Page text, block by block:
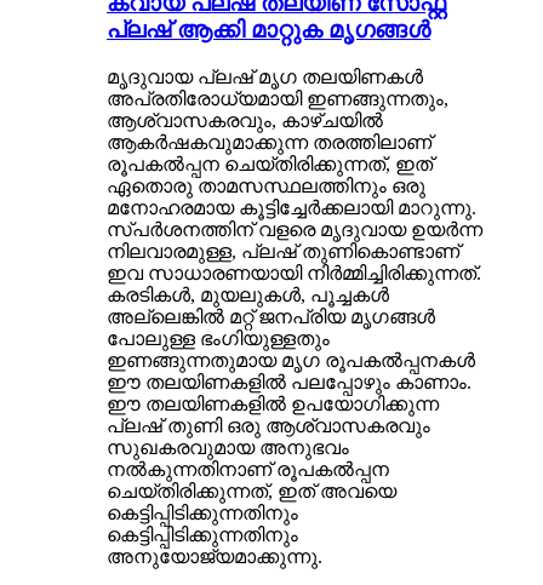
പ്ലഷ് ആക്കി മാറ്റുക മൃഗങ്ങൾ
മൃദുവായ പ്ലഷ് മൃഗ തലയിണകൾ
അപ്രതിരോധ്യമായി ഇണങ്ങുന്നതും,
ആശ്വാസകരവും, കാഴ്ചയിൽ
ആകർഷകവുമാക്കുന്ന തരത്തിലാണ്
രൂപകൽപ്പന ചെയ്തിരിക്കുന്നത്, ഇത്
ഏതൊരു താമസസ്ഥലത്തിനും ഒരു
മനോഹരമായ കൂട്ടിച്ചേർക്കലായി മാറുന്നു.
സ്പർശനത്തിന് വളരെ മൃദുവായ ഉയർന്ന
നിലവാരമുള്ള, പ്ലഷ് തുണികൊണ്ടാണ്
ഇവ സാധാരണയായി നിർമ്മിച്ചിരിക്കുന്നത്.
കരടികൾ, മുയലുകൾ, പൂച്ചകൾ
അല്ലെങ്കിൽ മറ്റ് ജനപ്രിയ മൃഗങ്ങൾ
പോലുള്ള ഭംഗിയുള്ളതും
ഇണങ്ങുന്നതുമായ മൃഗ രൂപകൽപ്പനകൾ
ഈ തലയിണകളിൽ പലപ്പോഴും കാണാം.
ഈ തലയിണകളിൽ ഉപയോഗിക്കുന്ന
പ്ലഷ് തുണി ഒരു ആശ്വാസകരവും
സുഖകരവുമായ അനുഭവം
നൽകുന്നതിനാണ് രൂപകൽപ്പന
ചെയ്തിരിക്കുന്നത്, ഇത് അവയെ
കെട്ടിപ്പിടിക്കുന്നതിനും
കെട്ടിപ്പിടിക്കുന്നതിനും
അനുയോജ്യമാക്കുന്നു.